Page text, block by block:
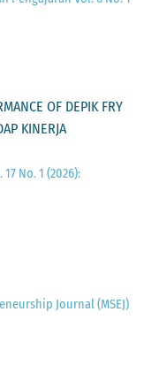
OF DEPIK FRY
KINERJA
No. 1 (2026):
Journal (MSEJ)